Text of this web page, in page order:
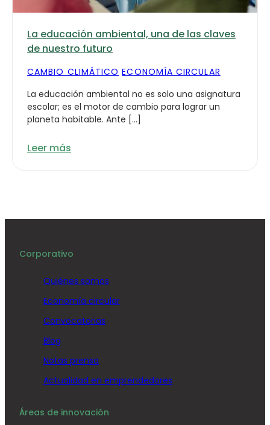
La educación ambiental, una de las claves
de nuestro futuro
CAMBIO CLIMÁTICO ECONOMÍA CIRCULAR
La educación ambiental no es solo una asignatura
escolar; es el motor de cambio para lograr un
planeta habitable. Ante […]
Leer más
Corporativo
Quiénes somos
Economía circular
Convocatorias
Blog
Notas prensa
Actualidad en emprendedores
Áreas de innovación